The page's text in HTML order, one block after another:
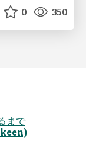
0 350
まで